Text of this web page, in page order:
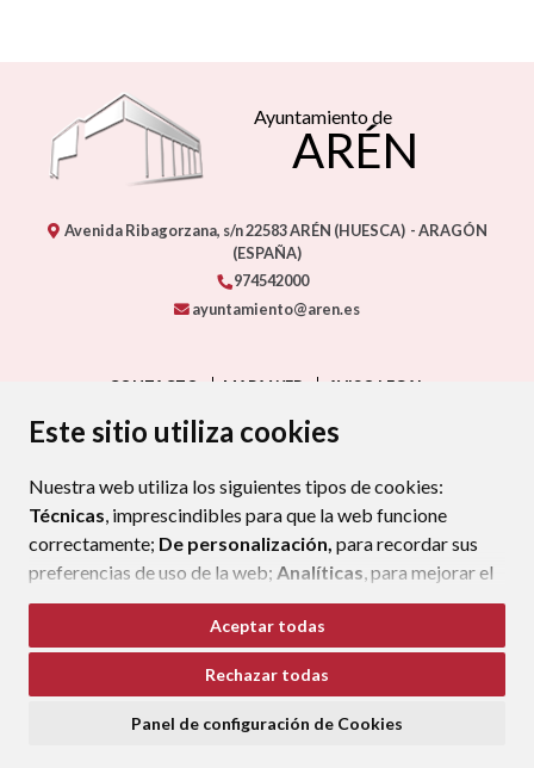
Este sitio utiliza cookies
Nuestra web utiliza los siguientes tipos de cookies:
Técnicas, imprescindibles para que la web funcione
correctamente; De personalización, para recordar sus
preferencias de uso de la web; Analíticas, para mejorar el
funcionamiento de la web y sus servicios.
Si acepta pulsando el botón“Aceptar todas”
consideramos que acepta su uso. Si pulsa el botón
ninguna acción, se guardarán las cookies técnicas
Aceptar todas
Rechazar todas
Panel de configuración de Cookies
Ayuntamiento de
ARÉN
Avenida Ribagorzana, s/n22583ARÉN (HUESCA) - ARAGÓN
(ESPAÑA)
974542000
ayuntamiento@aren.es
CONTACTO MAPA WEB
AVISO LEGAL
PROTECCIÓN DE DATOS
POLÍTICA DE COOKIES